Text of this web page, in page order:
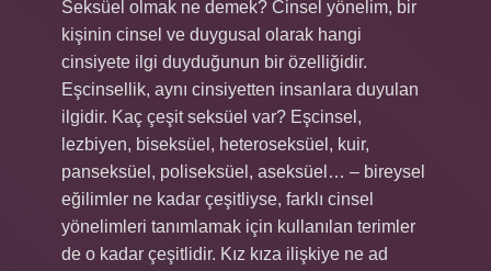
Seksüel olmak ne demek? Cinsel yönelim, bir
kişinin cinsel ve duygusal olarak hangi
cinsiyete ilgi duyduğunun bir özelliğidir.
Eşcinsellik, aynı cinsiyetten insanlara duyulan
ilgidir. Kaç çeşit seksüel var? Eşcinsel,
lezbiyen, biseksüel, heteroseksüel, kuir,
panseksüel, poliseksüel, aseksüel… – bireysel
eğilimler ne kadar çeşitliyse, farklı cinsel
yönelimleri tanımlamak için kullanılan terimler
de o kadar çeşitlidir. Kız kıza ilişkiye ne ad